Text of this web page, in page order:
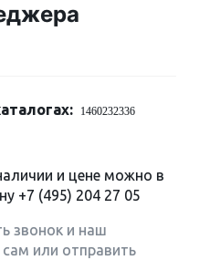
1460232336
и цене можно в
+7 (495) 204 27 05
звонок и наш
или отправить